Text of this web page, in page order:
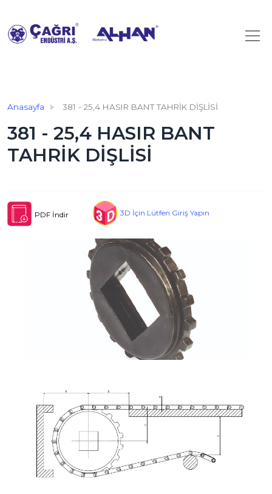
Anasayfa 381 - 25,4 HASIR BANT TAHRİK DİŞLİSİ
381 - 25,4 HASIR BANT
TAHRİK DİŞLİSİ
PDF İndir 3D İçin Lütfen Giriş Yapın